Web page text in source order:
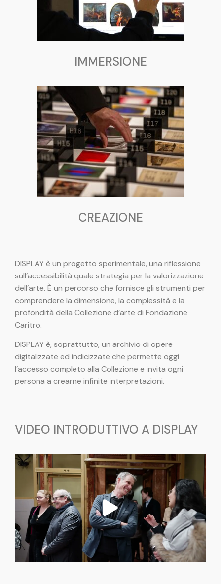
IMMERSIONE
CREAZIONE
DISPLAY è un progetto sperimentale, una riflessione
sull’accessibilità quale strategia per la valorizzazione
dell’arte. È un percorso che fornisce gli strumenti per
comprendere la dimensione, la complessità e la
profondità della Collezione d’arte di Fondazione
Caritro.
DISPLAY è, soprattutto, un archivio di opere
digitalizzate ed indicizzate che permette oggi
l’accesso completo alla Collezione e invita ogni
persona a crearne infinite interpretazioni.
VIDEO INTRODUTTIVO A DISPLAY